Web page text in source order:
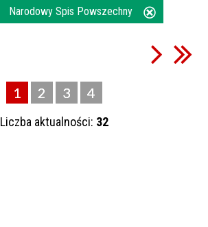
Szukana fraza
publikacji
Narodowy Spis Powszechny
filtr
1 2 3 4
Liczba aktualności: 32